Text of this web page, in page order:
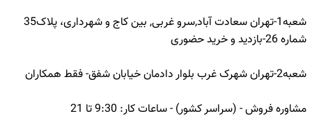
شعبه1-تهران سعادت آباد,سرو غربی, بین کاج و شهرداری، پلاک35
شماره 26-بازدید و خرید حضوری
شعبه2-تهران شهرک غرب بلوار دادمان خیابان شفق- فقط همکاران
مشاوره فروش - (سراسر کشور) - ساعات کار: 9:30 تا 21